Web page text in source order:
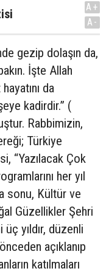
A+
A-
gezip dolaşın da,
İşte Allah
da
kadirdir.” (
Rabbimizin,
Türkiye
“Yazılacak Çok
her yıl
sonu, Kültür ve
Güzellikler Şehri
yıldır, düzenli
açıklanıp
katılmaları